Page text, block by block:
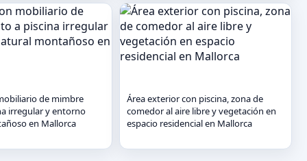
de mimbre
irregular y entorno
en Mallorca
Área exterior con piscina, zona de
comedor al aire libre y vegetación en
espacio residencial en Mallorca